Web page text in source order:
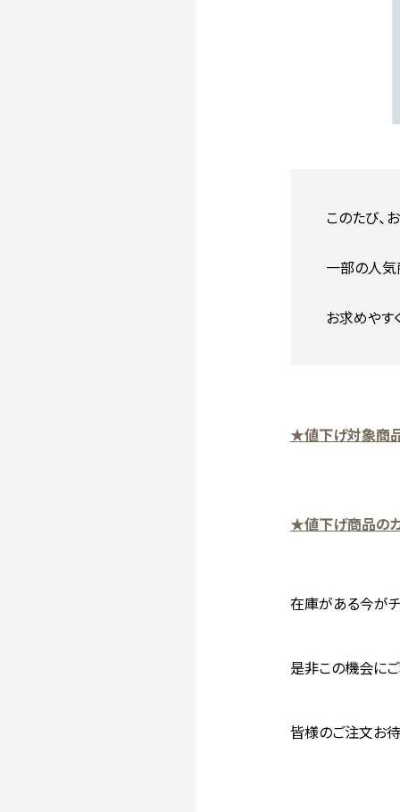
このたび、
一部の人
お求めやす
★値下げ対象商
★値下げ商品の
在庫がある今がチ
是非この機会に
皆様のご注文お